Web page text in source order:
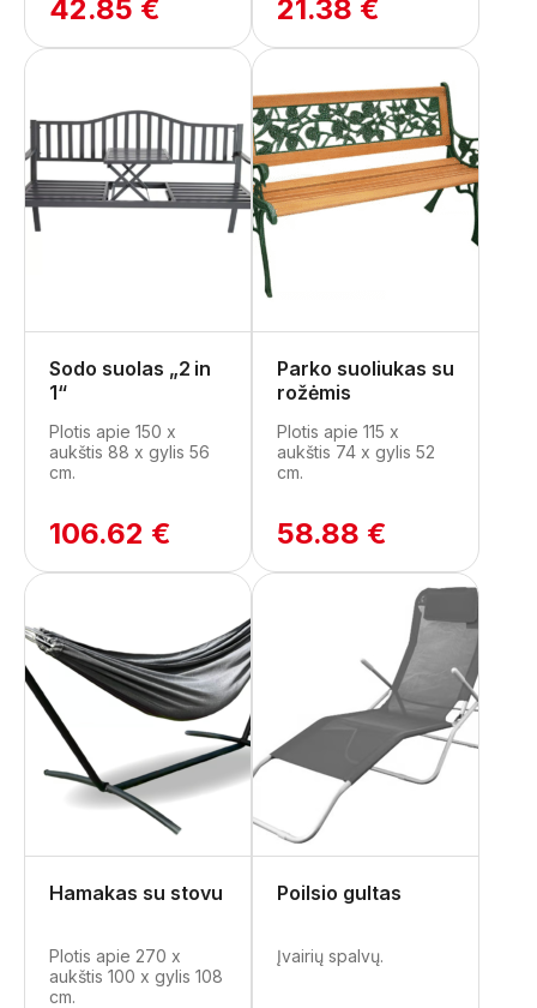
42.85 € 21.38 €
Sodo suolas „2 in
1“
Plotis apie 150 x
aukštis 88 x gylis 56
cm.
106.62 €
Parko suoliukas su
rožėmis
Plotis apie 115 x
aukštis 74 x gylis 52
cm.
58.88 €
Hamakas su stovu
Plotis apie 270 x
aukštis 100 x gylis 108
cm.
Poilsio gultas
Įvairių spalvų.